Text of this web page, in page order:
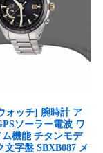
ォッチ] 腕時計 ア
ソーラー電波 ワ
ム機能 チタンモデ
文字盤 SBXB087 メ